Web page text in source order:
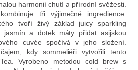
harmonií chutí a přírodní svěžesti.
tři výjimečné ingredience:
tvoří živý základ juicy sparkling
jasmín a dotek máty přidat asijskou
cuvée spočívá v jeho složení.
kdy sommeliéři vytvořili tento
Vyrobeno metodou cold brew s